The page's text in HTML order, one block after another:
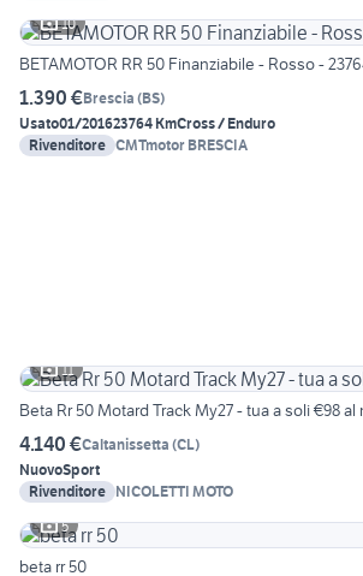
10
BETAMOTOR RR 50 Finanziabile - Rosso -
1.390 €Brescia (BS)
Usato01/201623764 KmCross / Enduro
Rivenditore CMTmotor BRESCIA
11
Beta Rr 50 Motard Track My27 - tua a soli €98 al
4.140 €Caltanissetta (CL)
NuovoSport
Rivenditore NICOLETTI MOTO
5
beta rr 50